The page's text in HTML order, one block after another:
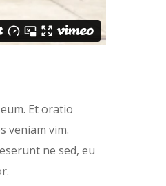
Et oratio
veniam vim.
ne sed, eu